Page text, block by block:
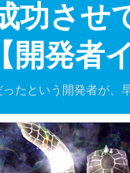
させ
開発者
ったという開発者が